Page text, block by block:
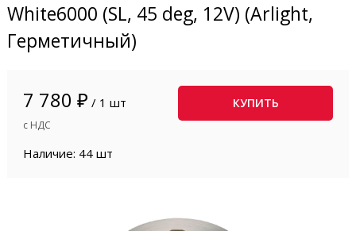
White6000 (SL, 45 deg, 12V) (Arlight,
Герметичный)
7 780 ₽ / 1 шт
с НДС
КУПИТЬ
Наличие: 44 шт